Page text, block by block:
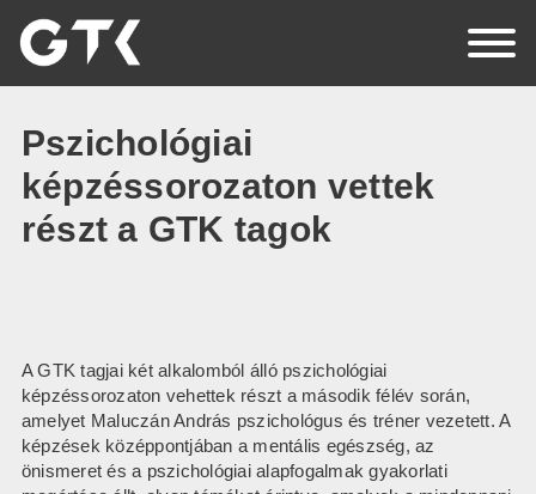
Hírek
Események
Támogatók
Pszichológiai
képzéssorozaton vettek
részt a GTK tagok
A GTK tagjai két alkalomból álló pszichológiai
képzéssorozaton vehettek részt a második félév során,
amelyet Maluczán András pszichológus és tréner vezetett. A
képzések középpontjában a mentális egészség, az
önismeret és a pszichológiai alapfogalmak gyakorlati